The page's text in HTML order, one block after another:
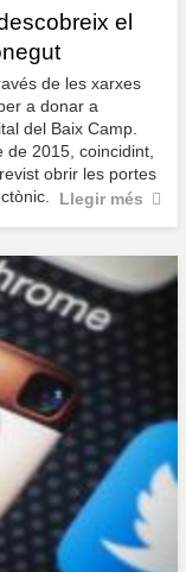
el
de les xarxes
a donar a
del Baix Camp.
2015, coincidint,
obrir les portes
Llegir més